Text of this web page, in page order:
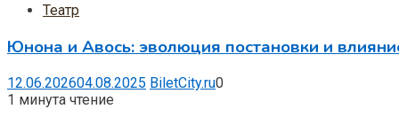
Театр
Юнона и Авось: эволюция постановки и
12.06.202604.08.2025 BiletCity.ru0
1 минута чтение